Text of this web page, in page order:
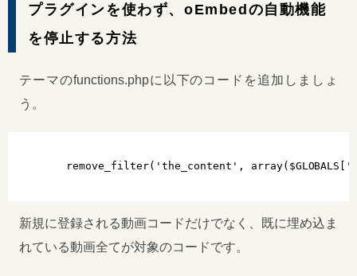
プラグインを使わず、oEmbedの自動機能
を停止する方法
テーマのfunctions.phpに以下のコードを追加しましょ
う。
remove_filter('the_content',
新規に登録される動画コードだけでなく、既に埋め込ま
れている動画全てが対象のコードです。